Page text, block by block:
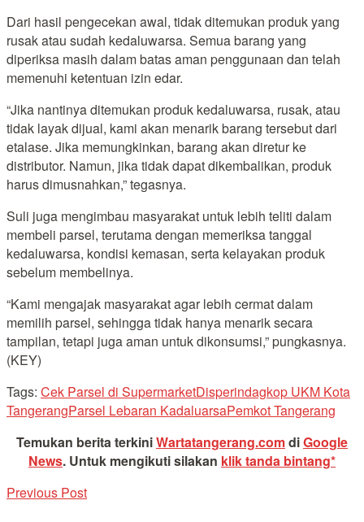
Dari hasil pengecekan awal, tidak ditemukan produk yang
rusak atau sudah kedaluwarsa. Semua barang yang
diperiksa masih dalam batas aman penggunaan dan telah
memenuhi ketentuan izin edar.
“Jika nantinya ditemukan produk kedaluwarsa, rusak, atau
tidak layak dijual, kami akan menarik barang tersebut dari
etalase. Jika memungkinkan, barang akan diretur ke
distributor. Namun, jika tidak dapat dikembalikan, produk
harus dimusnahkan,” tegasnya.
Suli juga mengimbau masyarakat untuk lebih teliti dalam
membeli parsel, terutama dengan memeriksa tanggal
kedaluwarsa, kondisi kemasan, serta kelayakan produk
sebelum membelinya.
“Kami mengajak masyarakat agar lebih cermat dalam
memilih parsel, sehingga tidak hanya menarik secara
tampilan, tetapi juga aman untuk dikonsumsi,” pungkasnya.
(KEY)
Tags: Cek Parsel di SupermarketDisperindagkop UKM Kota
TangerangParsel Lebaran KadaluarsaPemkot Tangerang
Temukan berita terkiniWartatangerang.comdiGoogle
News. Untuk mengikuti silakan klik tanda bintang*
Previous Post